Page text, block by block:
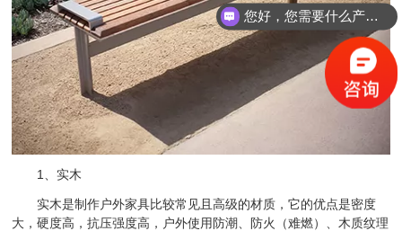
1、实木
实木是制作户外家具比较常见且高级的材质，它的优点是密度
大，硬度高，抗压强度高，户外使用防潮、防火（难燃）、木质纹理
您好，您需要什么产品？